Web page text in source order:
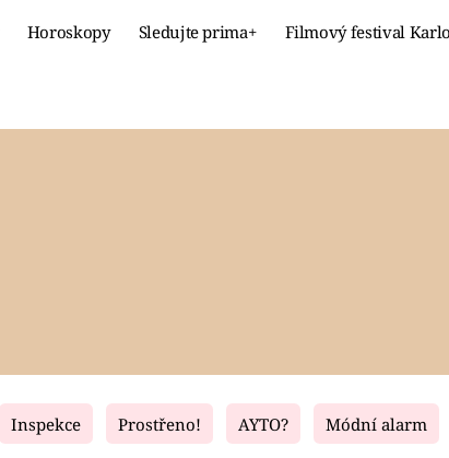
Horoskopy Sledujte prima+ Filmový festival
Fresh Living
Inspekce Prostřeno! AYTO? Módní alarm